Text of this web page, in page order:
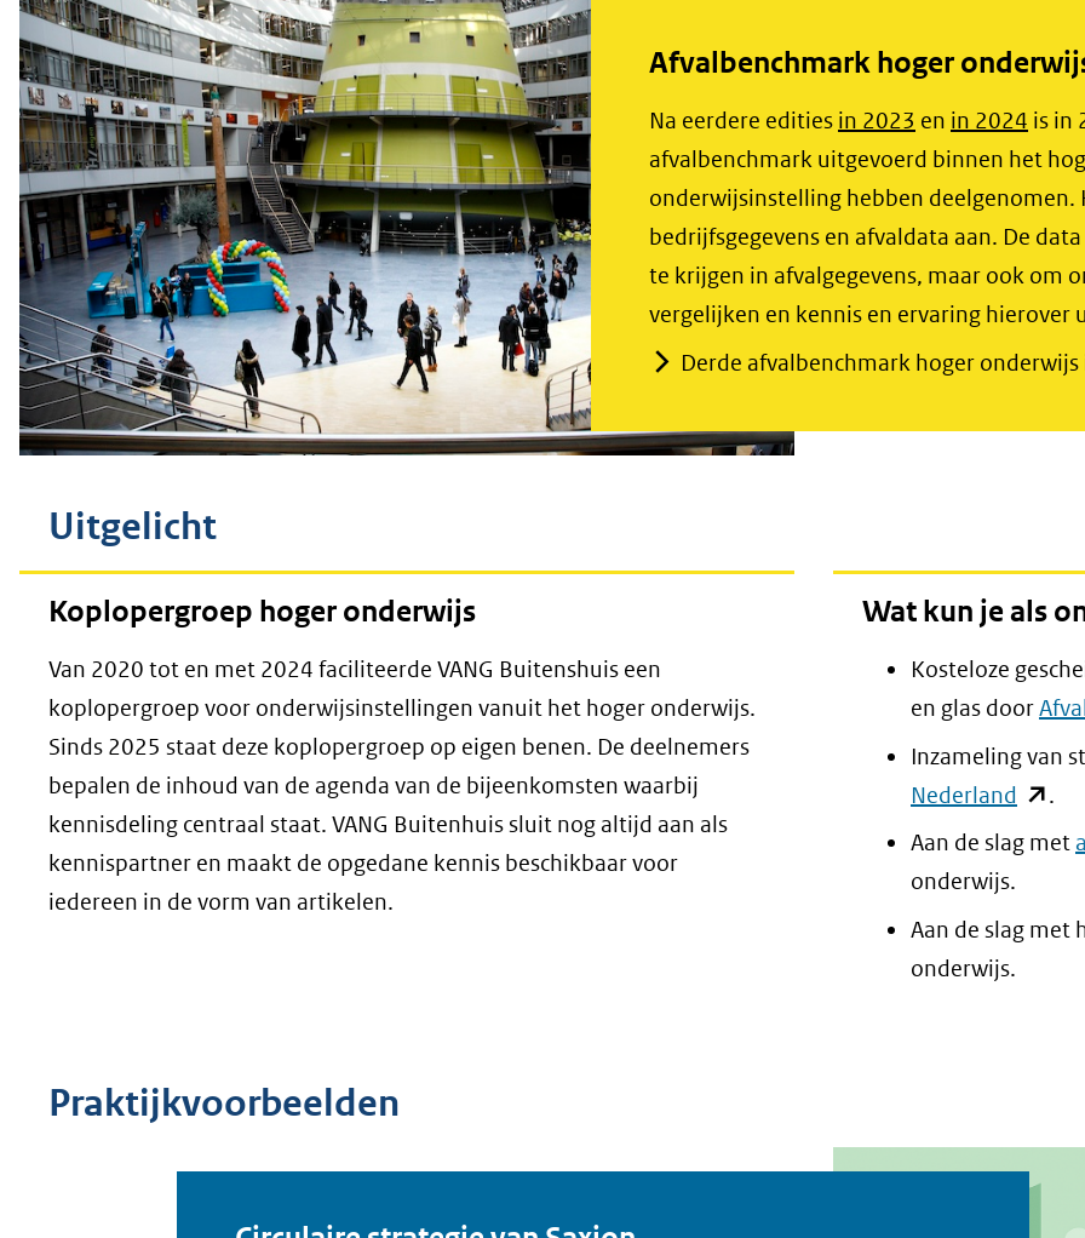
Afvalbenchmark hoger
Na eerdere edities in 2023 en in 2024 is in
afvalbenchmark uitgevoerd binnen het
onderwijsinstelling hebben deelgenomen.
bedrijfsgegevens en afvaldata aan. De
te krijgen in afvalgegevens, maar ook om
vergelijken en kennis en ervaring hierover
Derde afvalbenchmark hoger onderwijs
Uitgelicht
Koplopergroep hoger onderwijs
Van 2020 tot en met 2024 faciliteerde VANG Buitenshuis een
koplopergroep voor onderwijsinstellingen vanuit het hoger onderwijs.
Sinds 2025 staat deze koplopergroep op eigen benen. De deelnemers
bepalen de inhoud van de agenda van de bijeenkomsten waarbij
kennisdeling centraal staat. VANG Buitenhuis sluit nog altijd aan als
kennispartner en maakt de opgedane kennis beschikbaar voor
iedereen in de vorm van artikelen.
Wat kun je als
Kosteloze
en glas door
Inzameling van
Nederland (opent
in
.
Aan de slag met
onderwijs.
Aan de slag met
onderwijs.
Praktijkvoorbeelden